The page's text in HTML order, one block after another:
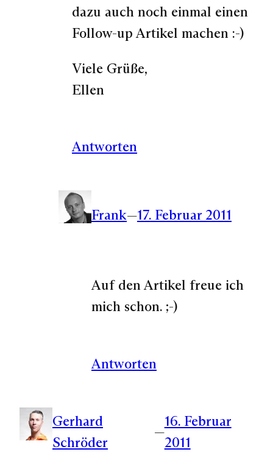
dazu auch noch einmal einen
Follow-up Artikel machen :-)
Viele Grüße,
Ellen
Antworten
Frank—17. Februar 2011
Auf den Artikel freue ich
mich schon. ;-)
Antworten
Gerhard
Schröder
—
16. Februar
2011